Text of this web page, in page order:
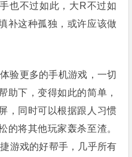
也不过如此，大R不过如
补这种孤独，或许应该做
验更多的手机游戏，一切
助下，变得如此的简单，
，同时可以根据跟人习惯
的将其他玩家轰杀至渣。
游戏的好帮手，几乎所有